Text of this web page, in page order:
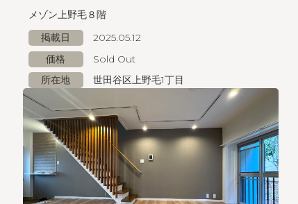
メゾン上野毛８階
掲載日
2025.05.12
価格
Sold Out
所在地
世田谷区上野毛1丁目